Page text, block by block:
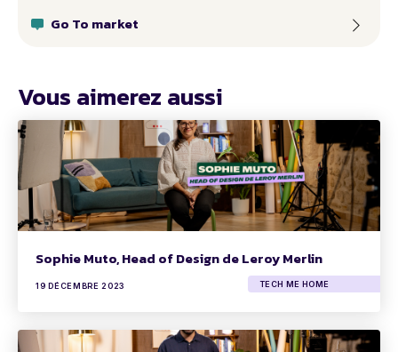
Go To market
Vous aimerez aussi
Sophie Muto, Head of Design de Leroy Merlin
19 DÉCEMBRE 2023 TECH ME HOME